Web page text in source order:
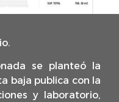
se planteó la
baja publica con la
y laboratorio,